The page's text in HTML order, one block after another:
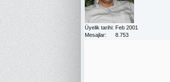
Üyelik tarihi Feb 2001
Mesajlar
8.753